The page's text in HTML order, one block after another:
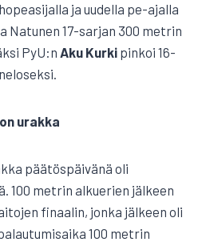
ja uudella pe-ajalla
Natunen 17-sarjan 300 metrin
PyU:n Aku Kurki pinkoi 16-
urakka
päätöspäivänä oli
100 metrin alkuerien jälkeen
finaalin, jonka jälkeen oli
100 metrin